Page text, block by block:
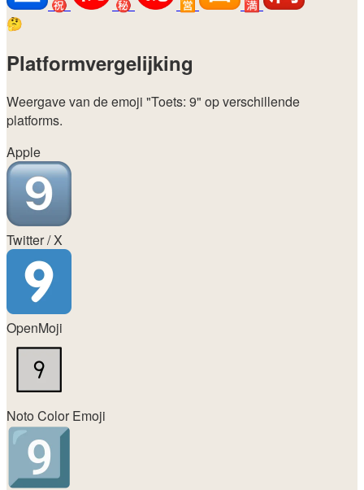
㊗️ ㊙️ 🈺
🈵
🤔
Platformvergelijking
Weergave van de emoji "Toets: 9" op verschillende
platforms.
Apple
Twitter / X
OpenMoji
Noto Color Emoji